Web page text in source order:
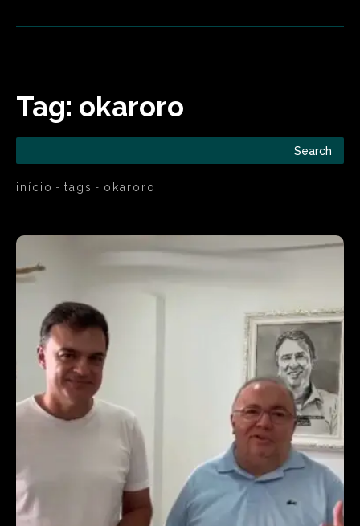
Tag: okaroro
Search
início tags okaroro